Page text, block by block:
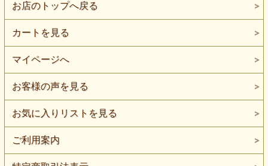
お店のトップへ戻る
カートを見る
マイページへ
お客様の声を見る
お気に入りリストを見る
ご利用案内